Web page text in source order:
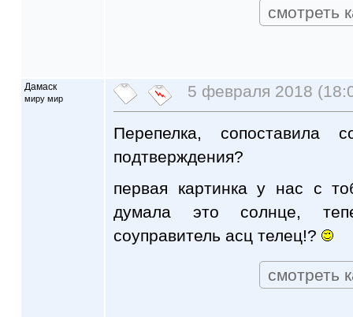
смотреть
Дамаск
миру мир 5 февраля 2018
Перепелка, сопоставила
подтверждения?
первая картинка у нас с
думала это солнце,
соуправитель асц телец!?
смотреть